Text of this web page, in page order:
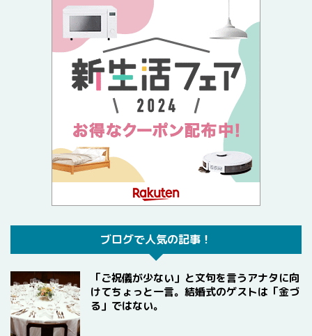
ブログで人気の記事！
「ご祝儀が少ない」と文句を言うアナタに向
けてちょっと一言。結婚式のゲストは「金づ
る」ではない。